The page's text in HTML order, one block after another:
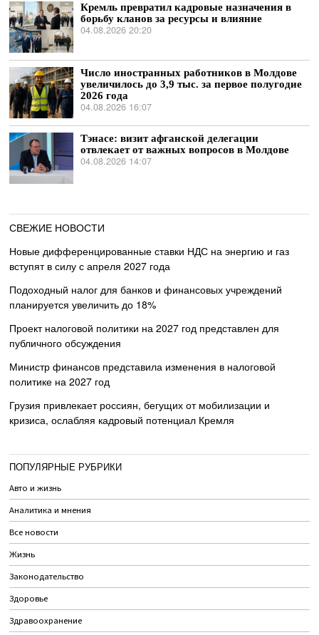
Кремль превратил кадровые назначения в
борьбу кланов за ресурсы и влияние
04.08.2026 20:20
Число иностранных работников в Молдове
увеличилось до 3,9 тыс. за первое полугодие
2026 года
04.08.2026 16:07
Тэнасе: визит афганской делегации
отвлекает от важных вопросов в Молдове
04.08.2026 14:07
СВЕЖИЕ НОВОСТИ
Новые дифференцированные ставки НДС на энергию и газ
вступят в силу с апреля 2027 года
Подоходный налог для банков и финансовых учреждений
планируется увеличить до 18%
Проект налоговой политики на 2027 год представлен для
публичного обсуждения
Министр финансов представила изменения в налоговой
политике на 2027 год
Грузия привлекает россиян, бегущих от мобилизации и
кризиса, ослабляя кадровый потенциал Кремля
ПОПУЛЯРНЫЕ РУБРИКИ
Авто и жизнь
Аналитика и мнения
Все новости
Жизнь
Законодательство
Здоровье
Здравоохранение